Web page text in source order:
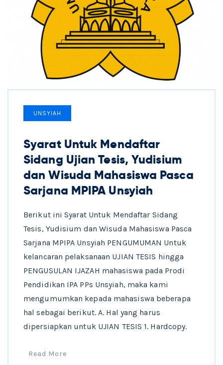
UNSYIAH
Syarat Untuk Mendaftar
Sidang Ujian Tesis, Yudisium
dan Wisuda Mahasiswa Pasca
Sarjana MPIPA Unsyiah
Berikut ini Syarat Untuk Mendaftar Sidang
Tesis, Yudisium dan Wisuda Mahasiswa Pasca
Sarjana MPIPA Unsyiah PENGUMUMAN Untuk
kelancaran pelaksanaan UJIAN TESIS hingga
PENGUSULAN IJAZAH mahasiswa pada Prodi
Pendidikan IPA PPs Unsyiah, maka kami
mengumumkan kepada mahasiswa beberapa
hal sebagai berikut. A. Hal yang harus
dipersiapkan untuk UJIAN TESIS 1. Hardcopy.
Read More